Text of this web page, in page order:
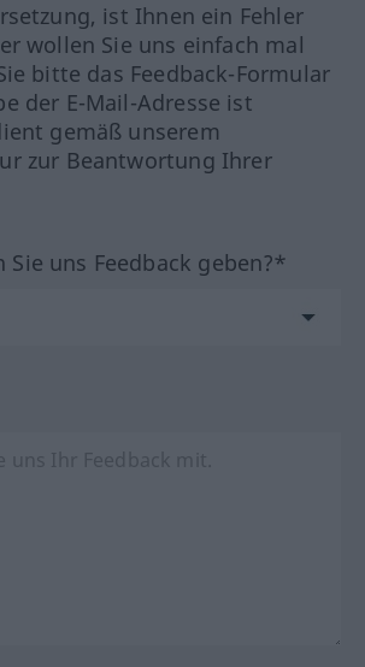
ist Ihnen ein Fehler
wollen Sie uns einfach mal
bitte das Feedback-Formular
der E-Mail-Adresse ist
gemäß unserem
zur Beantwortung Ihrer
Sie uns Feedback geben?*